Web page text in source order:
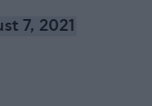
7, 2021